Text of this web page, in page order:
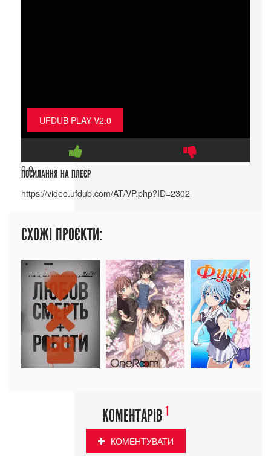
UFDUB PLAY V2.0
0 0
ПОСИЛАННЯ НА ПЛЕЄР
СХОЖІ ПРОЄКТИ:
КОМЕНТАРІВ 1
КОМЕНТУВАТИ